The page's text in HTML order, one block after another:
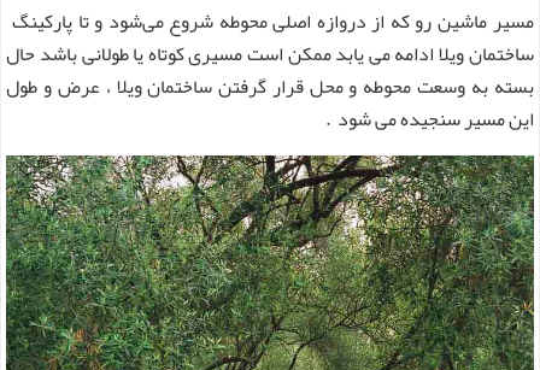
مسیر ماشین رو که از دروازه اصلی محوطه شروع می‌شود و تا پارکینگ
ساختمان ویلا ادامه می یابد ممکن است مسیری کوتاه یا طولانی باشد حال
بسته به وسعت محوطه و محل قرار گرفتن ساختمان ویلا ، عرض و طول
این مسیر سنجیده می شود .